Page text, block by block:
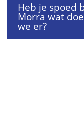
Heb je spoed
Morra wat
we er?